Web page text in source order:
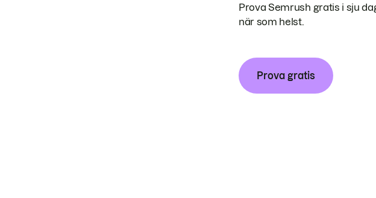
Prova Semrush gratis i sju
när som helst.
Prova gratis